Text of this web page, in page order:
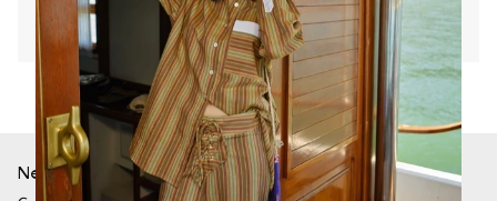
Ver mais
Newsletter